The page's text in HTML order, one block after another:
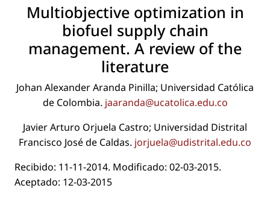
Multiobjective optimization in
biofuel supply chain
management. A review of the
literature
Johan Alexander Aranda Pinilla; Universidad Católica
de Colombia. jaaranda@ucatolica.edu.co
Javier Arturo Orjuela Castro; Universidad Distrital
Francisco José de Caldas. jorjuela@udistrital.edu.co
Recibido: 11-11-2014. Modiﬁcado: 02-03-2015.
Aceptado: 12-03-2015